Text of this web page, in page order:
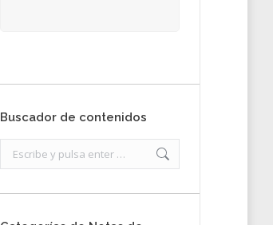
Buscador de contenidos